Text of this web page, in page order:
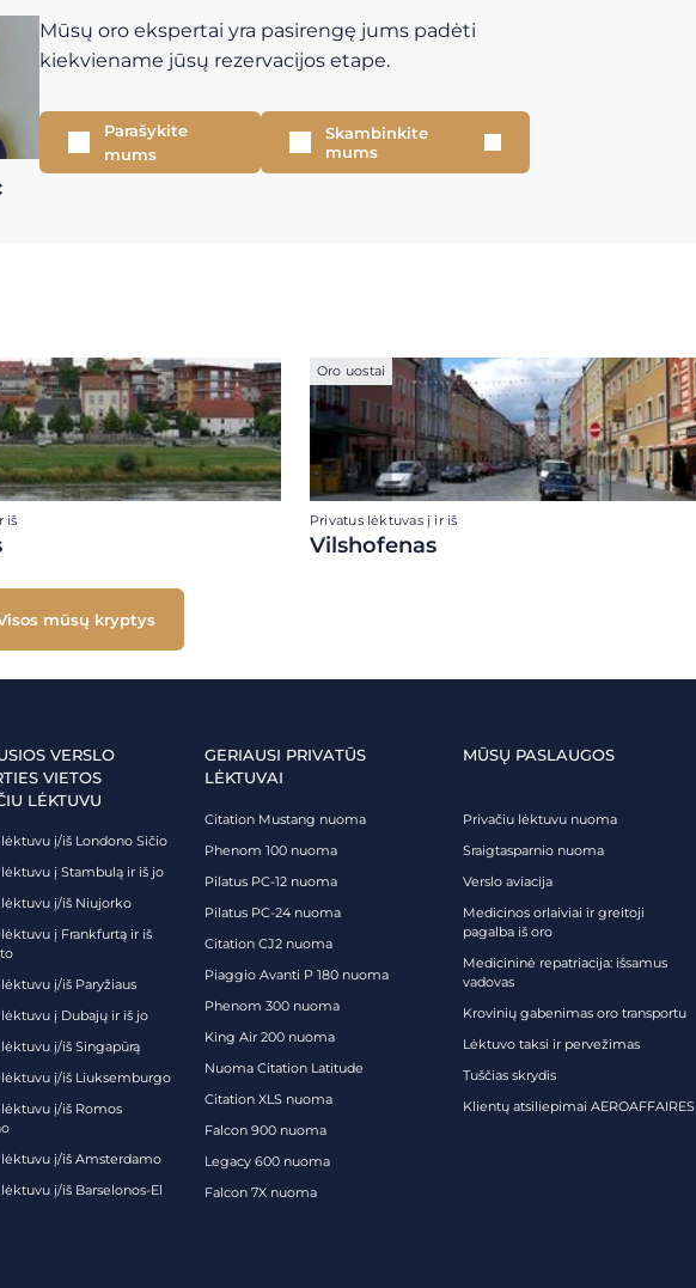
Mūsų oro ekspertai yra pasirengę jums padėti
kiekviename jūsų rezervacijos etape.
Parašykite
mums
Skambinkite
mums
iš
Oro uostai
Privatus lėktuvas į ir iš
Vilshofenas
mūsų kryptys
VERSLO
VIETOS
LĖKTUVU
į/iš Londono Sičio
į Stambulą ir iš jo
lėktuvu į/iš Niujorko
į Frankfurtą ir iš
į/iš Paryžiaus
į Dubajų ir iš jo
į/iš Singapūrą
lėktuvu į/iš Liuksemburgo
į/iš Romos
lėktuvu į/iš Amsterdamo
į/iš Barselonos-El
GERIAUSI PRIVATŪS
LĖKTUVAI
Citation Mustang nuoma
Phenom 100 nuoma
Pilatus PC-12 nuoma
Pilatus PC-24 nuoma
Citation CJ2 nuoma
Piaggio Avanti P 180 nuoma
Phenom 300 nuoma
King Air 200 nuoma
Nuoma Citation Latitude
Citation XLS nuoma
Falcon 900 nuoma
Legacy 600 nuoma
Falcon 7X nuoma
MŪSŲ PASLAUGOS
Privačiu lėktuvu nuoma
Sraigtasparnio nuoma
Verslo aviacija
Medicinos orlaiviai ir greitoji
pagalba iš oro
Medicininė repatriacija: išsamus
vadovas
Krovinių gabenimas oro transportu
Lėktuvo taksi ir pervežimas
Tuščias skrydis
Klientų atsiliepimai AEROAFFAIRES